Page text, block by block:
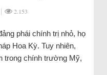
| 2.153
phái chính trị nhỏ, họ
Hoa Kỳ. Tuy nhiên,
trong chính trường Mỹ,